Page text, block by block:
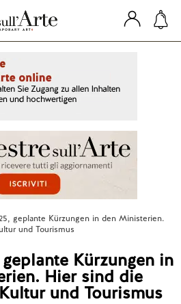
geplante Kürzungen in den Ministerien.
und Tourismus
Kürzungen in
Hier sind die
und Tourismus